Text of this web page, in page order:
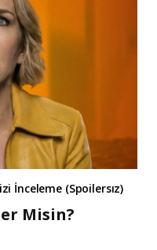
İnceleme (Spoilersız)
Misin?